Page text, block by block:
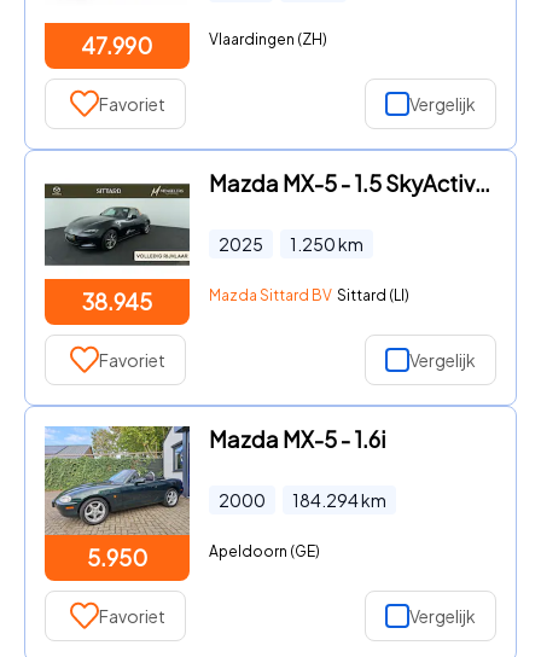
47.990 Vlaardingen (ZH)
Favoriet Vergelijk
38.945
Mazda MX-5 - 1.5 SkyActiv-G 132 Kazari | Rijklaar | Demo
2025 1.250km
Mazda Sittard BV Sittard (LI)
Favoriet Vergelijk
5.950
Mazda MX-5 - 1.6i
2000 184.294km
Apeldoorn (GE)
Favoriet Vergelijk